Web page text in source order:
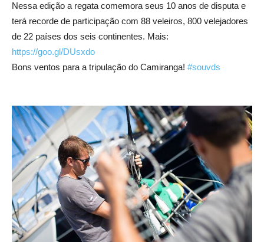
Nessa edição a regata comemora seus 10 anos de disputa e
terá recorde de participação com 88 veleiros, 800 velejadores
de 22 países dos seis continentes. Mais:
https://goo.gl/DUsxdo
Bons ventos para a tripulação do Camiranga! #souvds